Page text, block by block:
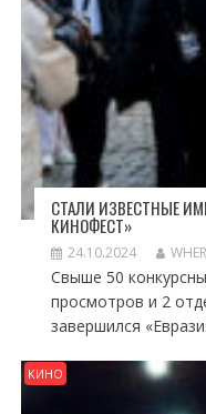
СТАЛИ ИЗВЕСТНЫЕ
КИНОФЕСТ»
24.10.2024
Свыше 50
просмотров и 2
завершился
КИНО